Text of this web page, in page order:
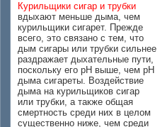
Курильщики сигар и трубки
вдыхают меньше дыма, чем
курильщики сигарет. Прежде
всего, это связано с тем, что
дым сигары или трубки сильнее
раздражает дыхательные пути,
поскольку его рН выше, чем рН
дыма сигареты. Воздействие
дыма на курильщиков сигар
или трубки, а также общая
смертность среди них в целом
существенно ниже, чем среди